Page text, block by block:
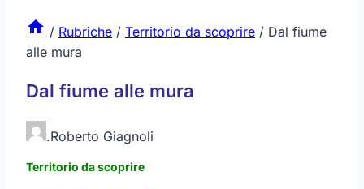
/ Rubriche / Territorio da scoprire / Dal fiume
alle mura
Dal fiume alle mura
.Roberto Giagnoli
Territorio da scoprire